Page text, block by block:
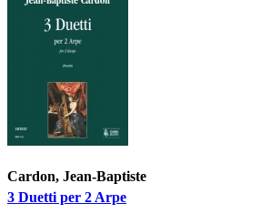
Cardon, Jean-Baptiste
3 Duetti per 2 Arpe